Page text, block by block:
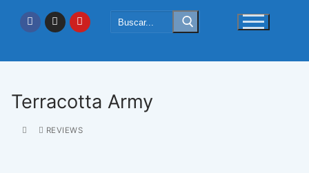
Buscar:
Terracotta Army
REVIEWS